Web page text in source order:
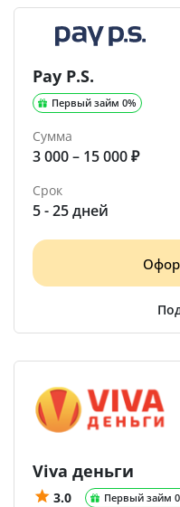
Pay P.S.
Первый займ 0%
Сумма
3 000 – 15 000 ₽
Срок
5 - 25 дней
Viva деньги
3.0 Первый займ